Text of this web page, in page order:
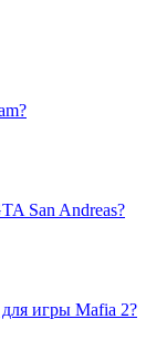
San Andreas?
игры Mafia 2?